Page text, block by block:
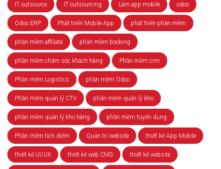
IT outsource IT outsourcing Làm app mobile odoo
Odoo ERP Phát triển Mobile App phát triển phần mềm
phần mềm affiliate phần mềm booking
phần mềm chăm sóc khách hàng Phần mềm crm
Phần mềm Logistics phần mềm Odoo
Phần mềm quản lý CTV phần mềm quản lý kho
phần mềm quản lý kho hàng phần mềm tuyển dụng
Phần mềm tích điểm Quản trị website thiết kế App Mobile
thiết kế UI/UX thiết kế web CMS thiết kế website